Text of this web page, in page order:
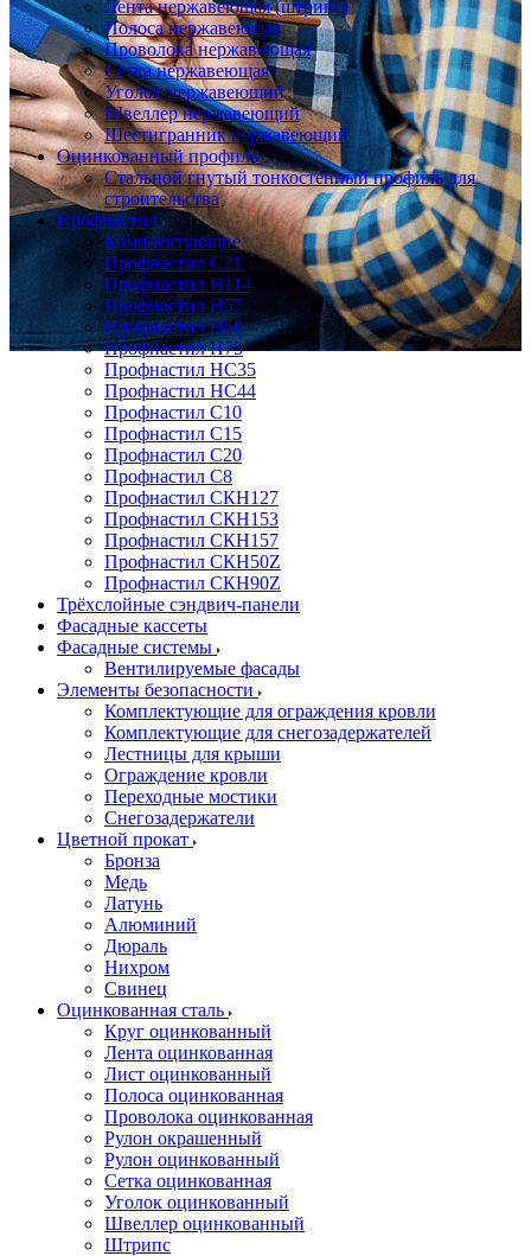
Лента нержавеющая (штрипс)
Полоса нержавеющая
Проволока нержавеющая
Сетка нержавеющая
Уголок нержавеющий
Швеллер нержавеющий
Шестигранник нержавеющий
Оцинкованный профиль
Стальной гнутый тонкостенный профиль для
строительства
Профнастил
Комплектующие
Профнастил C21
Профнастил Н114
Профнастил Н57
Профнастил Н60
Профнастил Н75
Профнастил НС35
Профнастил НС44
Профнастил С10
Профнастил С15
Профнастил С20
Профнастил С8
Профнастил СКН127
Профнастил СКН153
Профнастил СКН157
Профнастил СКН50Z
Профнастил СКН90Z
Трёхслойные сэндвич-панели
Фасадные кассеты
Фасадные системы
Вентилируемые фасады
Элементы безопасности
Комплектующие для ограждения кровли
Комплектующие для снегозадержателей
Лестницы для крыши
Ограждение кровли
Переходные мостики
Снегозадержатели
Цветной прокат
Бронза
Медь
Латунь
Алюминий
Дюраль
Нихром
Свинец
Оцинкованная сталь
Круг оцинкованный
Лента оцинкованная
Лист оцинкованный
Полоса оцинкованная
Проволока оцинкованная
Рулон окрашенный
Рулон оцинкованный
Сетка оцинкованная
Уголок оцинкованный
Швеллер оцинкованный
Штрипс